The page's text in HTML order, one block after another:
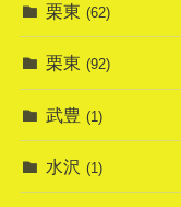
栗東 (62)
栗東 (92)
武豊 (1)
水沢 (1)